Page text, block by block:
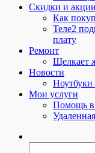
Скидки и акции
Как
Теле2
плату
Ремонт
Щелкает
Новости
Мои услуги
Помощь в